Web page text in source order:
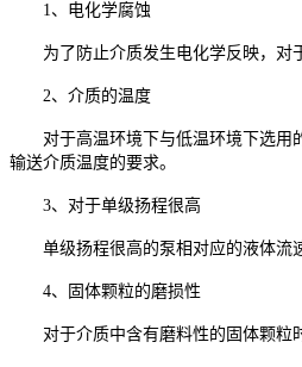
1、电化学腐蚀
为了防止介质发生电化学反映，对于
2、介质的温度
对于高温环境下与低温环境下选用的
输送介质温度的要求。
3、对于单级扬程很高
单级扬程很高的泵相对应的液体流速
4、固体颗粒的磨损性
对于介质中含有磨料性的固体颗粒时